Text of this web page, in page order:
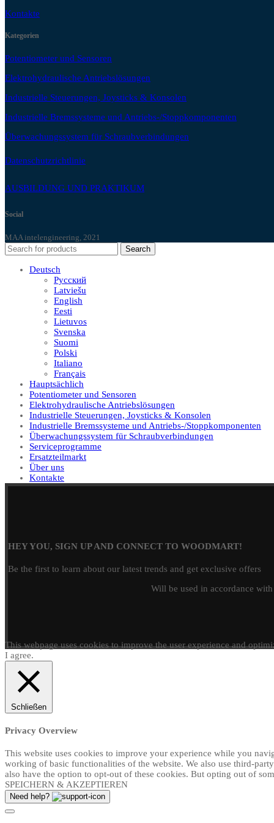
Kontakte
Kategorien
Potentiometer und Sensoren
Elektrohydraulische Antriebslösungen
Industrielle Steuerungen, Joysticks & Konsolen
Industrielle Bremssysteme und Antriebs-/Stoppkomponenten
Überwachungssystem für Schraubverbindungen
Datenschutzrichtlinie
AUSBILDUNG UND PRAKTIKUM
Social
MAA intelengineering, 2021
Search
Deutsch
Русский
Latviešu
English
Eesti
Lietuvos
Svenska
Suomi
Polski
Italiano
Français
Hauptsächlich
Potentiometer und Sensoren
Elektrohydraulische Antriebslösungen
Industrielle Steuerungen, Joysticks & Konsolen
Industrielle Bremssysteme und Antriebs-/Stoppkomponenten
Überwachungssystem für Schraubverbindungen
Serviceprogramme
Ersatzteilmarkt
Über uns
Kontakte
HEY YOU, SIGN UP AND CONNECT TO WOODMART!
Be the first to learn about our latest trends and get exclusive offers
Will be used in accordance
This webpage uses cookies to improve the user experience and
I agree.
Schließen
Privacy Overview
This website uses cookies to improve your experience while you
working of basic functionalities of the website. We also use third-
also have the option to opt-out of these cookies. But opting out of
SPEICHERN & AKZEPTIEREN
Need help?